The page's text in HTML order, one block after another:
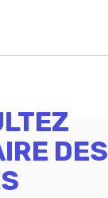
DES